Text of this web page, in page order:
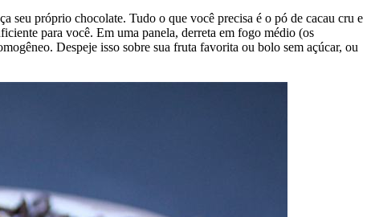
seu próprio chocolate. Tudo o que você precisa é o pó de cacau cru e
para você. Em uma panela, derreta em fogo médio (os
Despeje isso sobre sua fruta favorita ou bolo sem açúcar, ou